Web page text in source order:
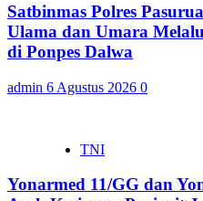
Satbinmas Polres
Ulama dan Umara
di Ponpes Dalwa
admin 6 Agustus 2026 0
TNI
Yonarmed 11/GG dan